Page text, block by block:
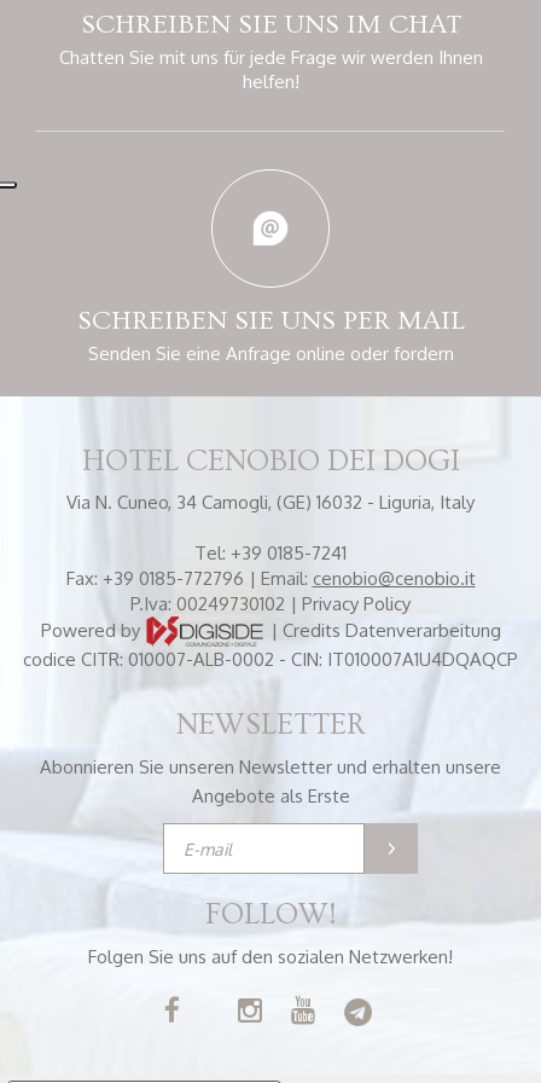
SCHREIBEN SIE UNS IM CHAT
Chatten Sie mit uns für jede Frage wir werden Ihnen
helfen!
SCHREIBEN SIE UNS PER MAIL
Senden Sie eine Anfrage online oder fordern
HOTEL CENOBIO DEI DOGI
Via N. Cuneo, 34 Camogli, (GE) 16032 - Liguria, Italy
Tel: +39 0185-7241
Fax: +39 0185-772796 | Email: cenobio@cenobio.it
P.Iva: 00249730102 | Privacy Policy
Powered by
| Credits Datenverarbeitung
codice CITR: 010007-ALB-0002 - CIN: IT010007A1U4DQAQCP
NEWSLETTER
Abonnieren Sie unseren Newsletter und erhalten unsere
Angebote als Erste
FOLLOW!
Folgen Sie uns auf den sozialen Netzwerken!